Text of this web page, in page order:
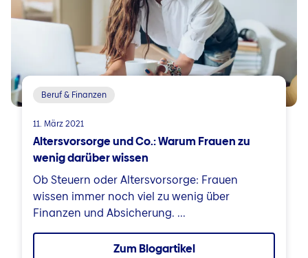
Beruf & Finanzen
11. März 2021
Altersvorsorge und Co.: Warum Frauen zu
wenig darüber wissen
Ob Steuern oder Altersvorsorge: Frauen
wissen immer noch viel zu wenig über
Finanzen und Absicherung. ...
Zum Blogartikel